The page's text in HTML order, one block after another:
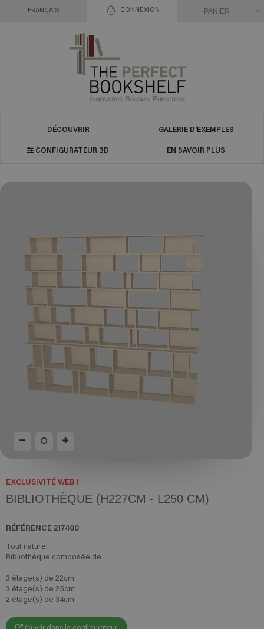
CONNEXION
FRANÇAIS PANIER
DÉCOUVRIR GALERIE D'EXEMPLES
CONFIGURATEUR 3D EN SAVOIR PLUS
EXCLUSIVITÉ WEB !
BIBLIOTHÈQUE (H227CM - L250 CM)
RÉFÉRENCE217400
Tout naturel
Bibliothèque composée de :
3 étage(s) de 22cm
3 étage(s) de 25cm
2 étage(s) de 34cm